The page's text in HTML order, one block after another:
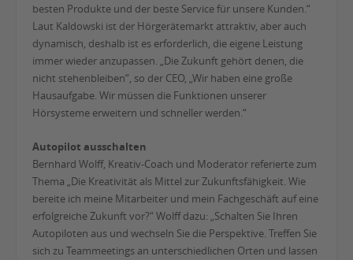
besten Produkte und der beste Service für unsere Kunden.“
Laut Kaldowski ist der Hörgerätemarkt attraktiv, aber auch
dynamisch, deshalb ist es erforderlich, die eigene Leistung
immer wieder anzupassen. „Die Zukunft gehört denen, die
nicht stehenbleiben“, so der CEO, „Wir haben eine große
Hausaufgabe. Wir müssen die Funktionen unserer
Hörsysteme erweitern und schneller werden.“
Autopilot ausschalten
Bernhard Wolff, Kreativ-Coach und Moderator referierte zum
Thema „Die Kreativität als Mittel zur Zukunftsfähigkeit. Wie
bereite ich meine Mitarbeiter und mein Fachgeschäft auf eine
erfolgreiche Zukunft vor?“ Wolff dazu: „Schalten Sie Ihren
Autopiloten aus und wechseln Sie die Perspektive. Treffen Sie
sich zu Teammeetings an unterschiedlichen Orten und lassen